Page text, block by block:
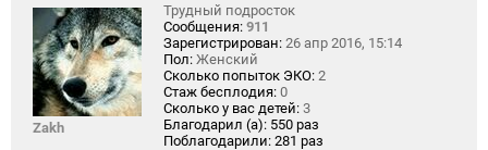
Zakh
Трудный подросток
Сообщения: 911
Зарегистрирован: 26 апр 2016, 15:14
Пол: Женский
Сколько попыток ЭКО: 2
Стаж бесплодия: 0
Сколько у вас детей: 3
Благодарил (а): 550 раз
Поблагодарили: 281 раз